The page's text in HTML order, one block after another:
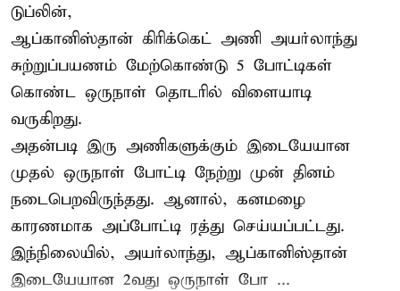
டுப்லின்,
ஆப்கானிஸ்தான் கிரிக்கெட் அணி அயர்லாந்து
சுற்றுப்பயணம் மேற்கொண்டு 5 போட்டிகள்
கொண்ட ஒருநாள் தொடரில் விளையாடி
வருகிறது.
அதன்படி இரு அணிகளுக்கும் இடையேயான
முதல் ஒருநாள் போட்டி நேற்று முன் தினம்
நடைபெறவிருந்தது. ஆனால், கனமழை
காரணமாக அப்போட்டி ரத்து செய்யப்பட்டது.
இந்நிலையில், அயர்லாந்து, ஆப்கானிஸ்தான்
இடையேயான 2வது ஒருநாள் போ ...